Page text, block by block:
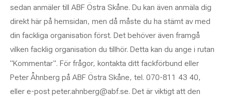
sedan anmäler till ABF Östra Skåne. Du kan även anmäla dig
direkt här på hemsidan, men då måste du ha stämt av med
din fackliga organisation först. Det behöver även framgå
vilken facklig organisation du tillhör. Detta kan du ange i rutan
"Kommentar". För frågor, kontakta ditt fackförbund eller
Peter Åhnberg på ABF Östra Skåne, tel. 070-811 43 40,
eller e-post peter.ahnberg@abf.se. Det är viktigt att den